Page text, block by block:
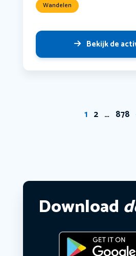
Wandelen
Bekijk de
1 2 … 878
Download